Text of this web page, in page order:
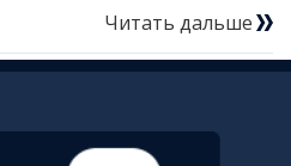
Читать дальше